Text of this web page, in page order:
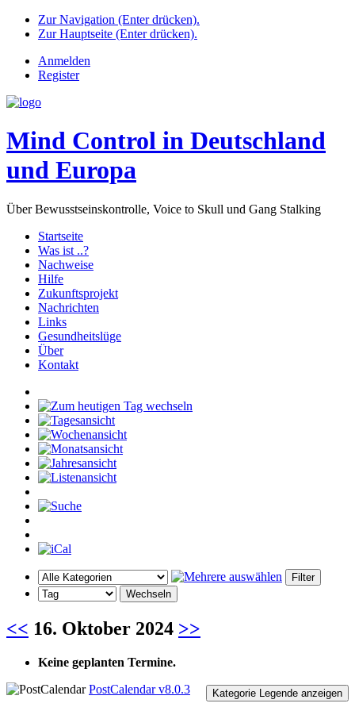
Zur Navigation (Enter drücken).
Zur Hauptseite (Enter drücken).
Anmelden
Register
Mind Control in Deutschland
und Europa
Über Bewusstseinskontrolle, Voice to Skull und Gang Stalking
Startseite
Was ist ..?
Nachweise
Hilfe
Zukunftsprojekt
Nachrichten
Links
Gesundheitslüge
Über
Kontakt
<< 16. Oktober 2024 >>
Keine geplanten Termine.
Kategorie Legende anzeigen
PostCalendar v8.0.3